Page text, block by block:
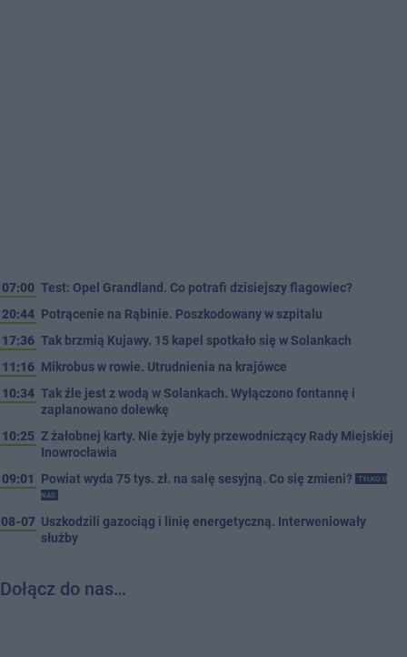
07:00 Test: Opel Grandland. Co potrafi dzisiejszy flagowiec?
20:44 Potrącenie na Rąbinie. Poszkodowany w szpitalu
17:36 Tak brzmią Kujawy. 15 kapel spotkało się w Solankach
11:16 Mikrobus w rowie. Utrudnienia na krajówce
10:34 Tak źle jest z wodą w Solankach. Wyłączono fontannę i
zaplanowano dolewkę
10:25 Z żałobnej karty. Nie żyje były przewodniczący Rady Miejskiej
Inowrocławia
09:01
Powiat wyda 75 tys. zł. na salę sesyjną. Co się zmieni?
TYLKO U
NAS
08-07 Uszkodzili gazociąg i linię energetyczną. Interweniowały
służby
Dołącz do nas…